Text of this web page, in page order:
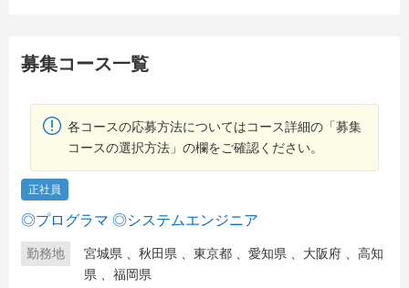
募集コース一覧
各コースの応募方法についてはコース詳細の「募集
コースの選択方法」の欄をご確認ください。
正社員
◎プログラマ ◎システムエンジニア
勤務地 宮城県 秋田県 東京都 愛知県 大阪府
高知
県
福岡県